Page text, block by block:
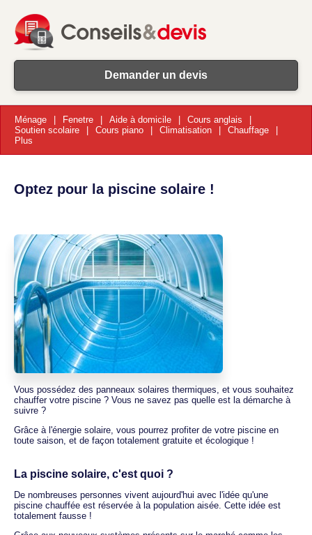
Demander un devis
Ménage Fenetre Aide à domicile
Cours anglais
Soutien scolaire
Cours piano Climatisation
Chauffage
Plus
Optez pour la piscine solaire !
Vous possédez des panneaux solaires thermiques, et vous souhaitez
chauffer votre piscine ? Vous ne savez pas quelle est la démarche à
suivre ?
Grâce à l'énergie solaire, vous pourrez profiter de votre piscine en
toute saison, et de façon totalement gratuite et écologique !
La piscine solaire, c'est quoi ?
De nombreuses personnes vivent aujourd'hui avec l'idée qu'une
piscine chauffée est réservée à la population aisée. Cette idée est
totalement fausse !